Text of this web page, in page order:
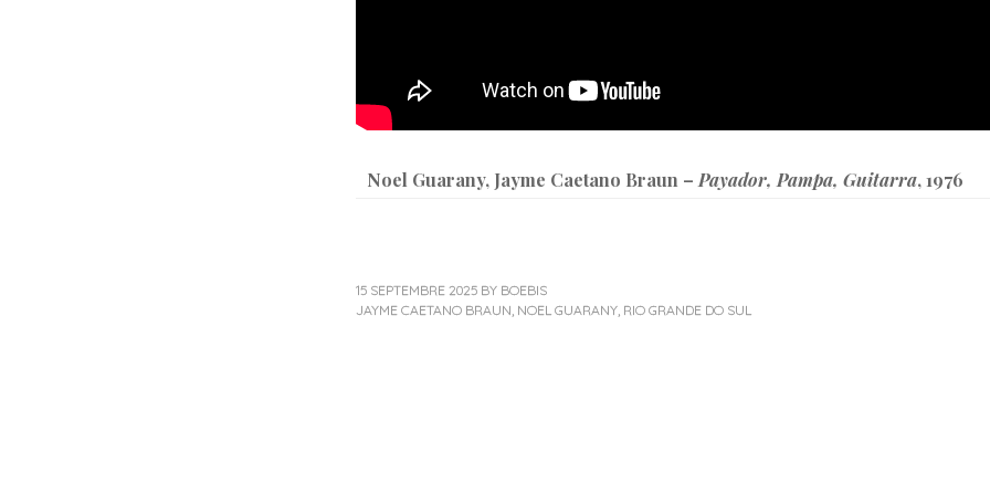
Noel Guarany, Jayme Caetano Braun – Payador, Pampa, Guitarra, 1976
15 SEPTEMBRE 2025 BY BOEBIS
JAYME CAETANO BRAUN, NOEL GUARANY, RIO GRANDE DO SUL